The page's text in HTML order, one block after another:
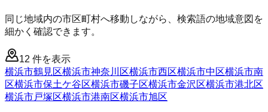
同じ地域内の市区町村へ移動しながら、検索語の地域意図を
細かく確認できます。
12 件を表示
横浜市鶴見区横浜市神奈川区横浜市西区横浜市中区横浜市南
区横浜市保土ケ谷区横浜市磯子区横浜市金沢区横浜市港北区
横浜市戸塚区横浜市港南区横浜市旭区